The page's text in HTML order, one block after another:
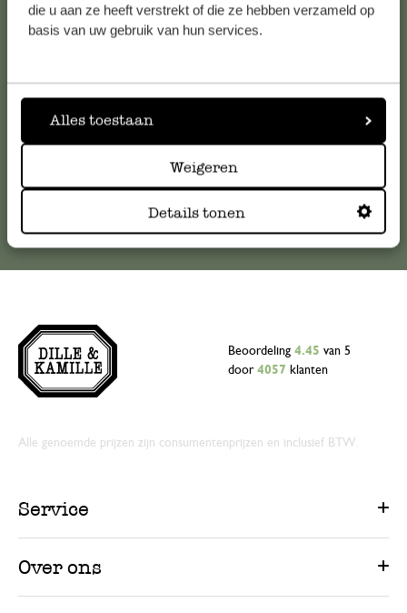
die u aan ze heeft verstrekt of die ze hebben verzameld op
basis van uw gebruik van hun services.
Alles toestaan
Weigeren
Details tonen
Voor vragen, tips of hulp kun je contact opnemen met onze
klantenservice@dille-kamille.com
Beoordeling 4.45 van 5
door 4057 klanten
Alle genoemde prijzen zijn consumentenprijzen en inclusief BTW.
Service
Over ons